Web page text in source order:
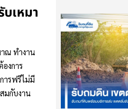
เหมา
ณ ทำงาน
งการ
ารฟรีไม่มี
มกับงาน